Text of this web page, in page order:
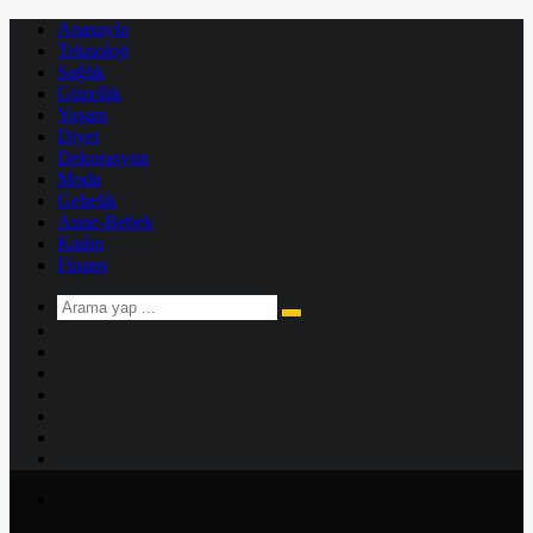
Anasayfa
Teknoloji
Sağlık
Güzellik
Yaşam
Diyet
Dekorasyon
Moda
Gebelik
Anne-Bebek
Kadın
Finans
Arama